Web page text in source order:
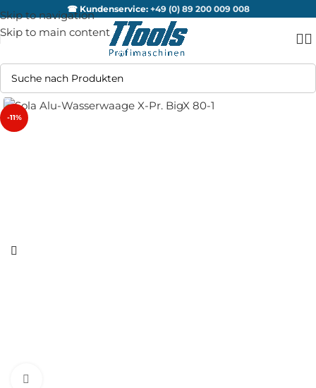
Skip to navigation
Skip to main content
☎ Kundenservice: +49 (0) 89 200 009 008
-11%